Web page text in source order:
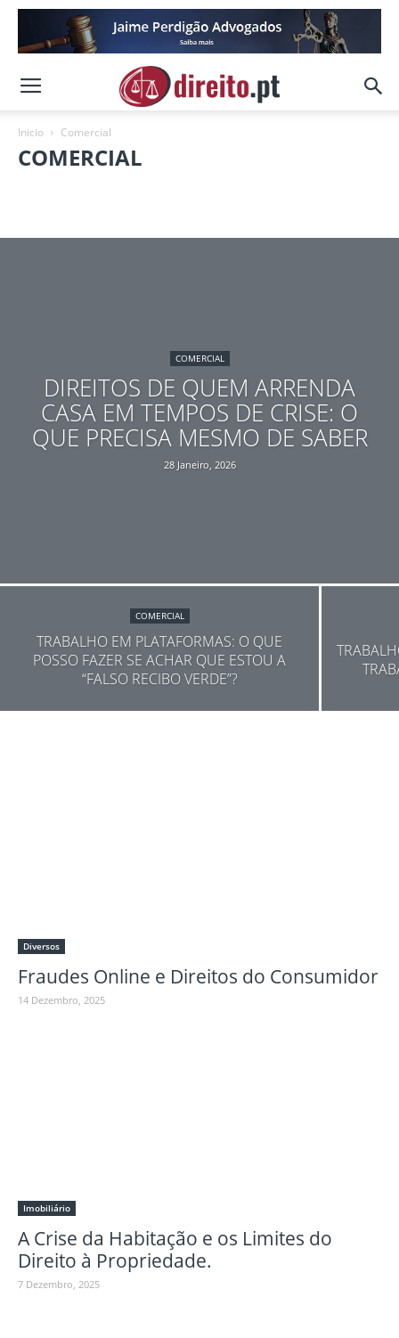
Inicio Comercial
COMERCIAL
COMERCIAL
DIREITOS DE QUEM ARRENDA
CASA EM TEMPOS DE CRISE: O
QUE PRECISA MESMO DE SABER
28 Janeiro, 2026
COMERCIAL
TRABALHO EM PLATAFORMAS: O QUE
POSSO FAZER SE ACHAR QUE ESTOU A
“FALSO RECIBO VERDE”?
Diversos
Fraudes Online e Direitos do Consumidor
14 Dezembro, 2025
Imobiliário
A Crise da Habitação e os Limites do
Direito à Propriedade.
7 Dezembro, 2025